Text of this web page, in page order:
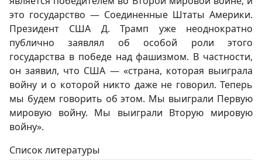
это государство — Соединенные Штаты Америки.
Президент США Д. Трамп уже неоднократно
публично заявлял об особой роли этого
государства в победе над фашизмом. В частности,
он заявил, что США — «страна, которая выиграла
войну и о которой никто даже не говорил. Теперь
мы будем говорить об этом. Мы выиграли Первую
мировую войну. Мы выиграли Вторую мировую
войну».
Список литературы